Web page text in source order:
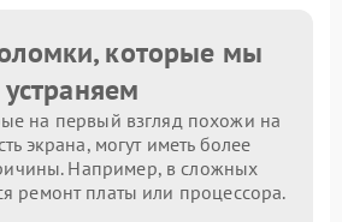
которые мы
устраняем
на первый взгляд похожи на
экрана, могут иметь более
Например, в сложных
ремонт платы или процессора.